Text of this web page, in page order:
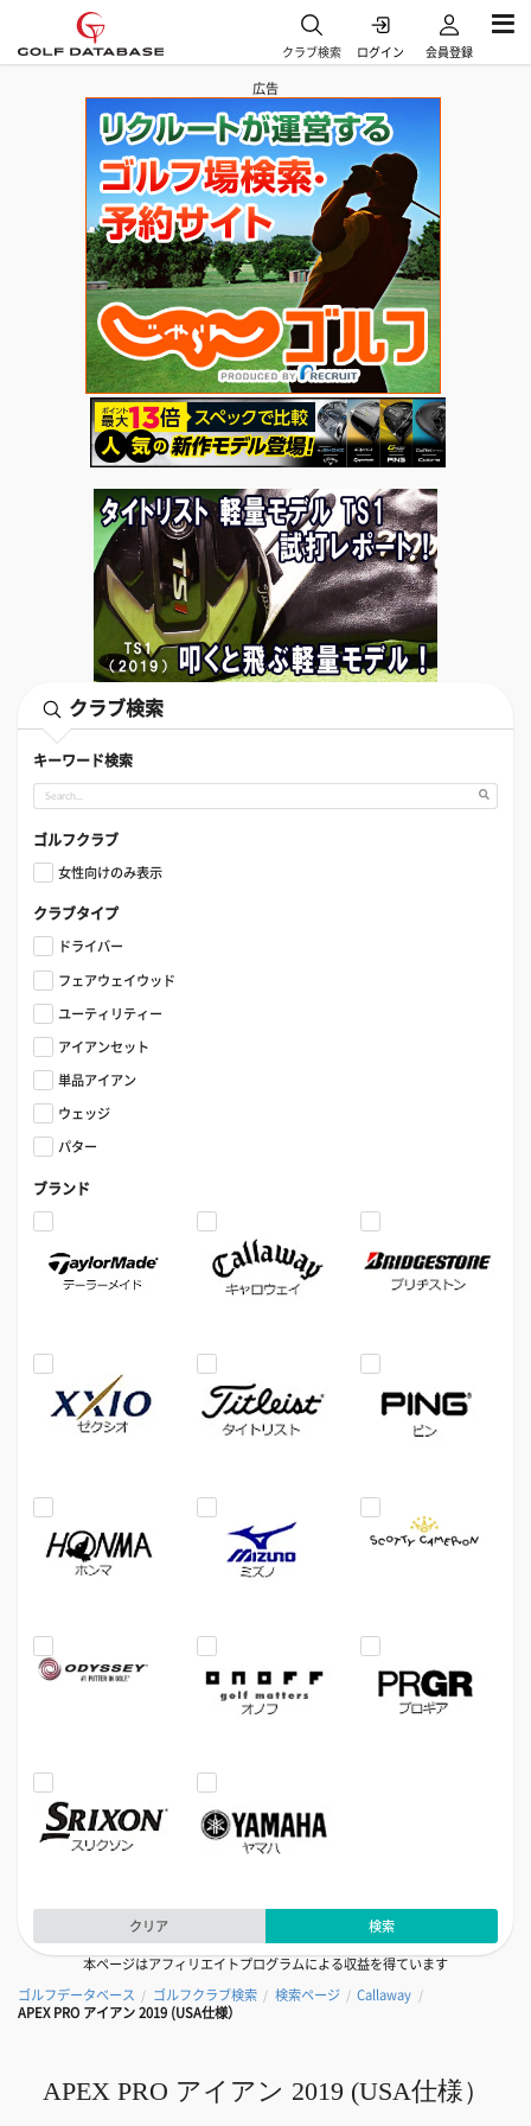
クラブ検索 ログイン 会員登録
広告
クラブ検索
キーワード検索
ゴルフクラブ
女性向けのみ表示
クラブタイプ
ドライバー
フェアウェイウッド
ユーティリティー
アイアンセット
単品アイアン
ウェッジ
パター
ブランド
クリア
検索
本ページはアフィリエイトプログラムによる収益を得ています
ゴルフデータベース / ゴルフクラブ検索 / 検索ページ / Callaway /
APEX PRO アイアン 2019 (USA仕様）
APEX PRO アイアン 2019 (USA仕様）